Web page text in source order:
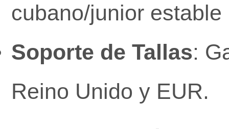
cubano/junior
Soporte de Tallas:
Reino Unido y EUR.